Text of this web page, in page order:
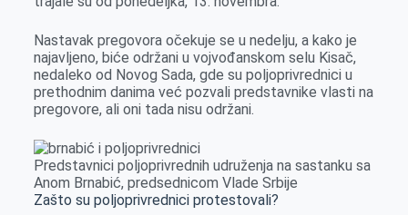
Nastavak pregovora očekuje se u nedelju, a kako je
najavljeno, biće održani u vojvođanskom selu Kisač,
nedaleko od Novog Sada, gde su poljoprivrednici u
prethodnim danima već pozvali predstavnike vlasti na
pregovore, ali oni tada nisu održani.
Predstavnici poljoprivrednih udruženja na sastanku sa
Anom Brnabić, predsednicom Vlade Srbije
Zašto su poljoprivrednici protestovali?